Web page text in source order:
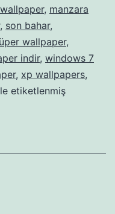
, manzara
, son bahar,
wallpaper,
indir, windows 7
, xp wallpapers,
etiketlenmiş